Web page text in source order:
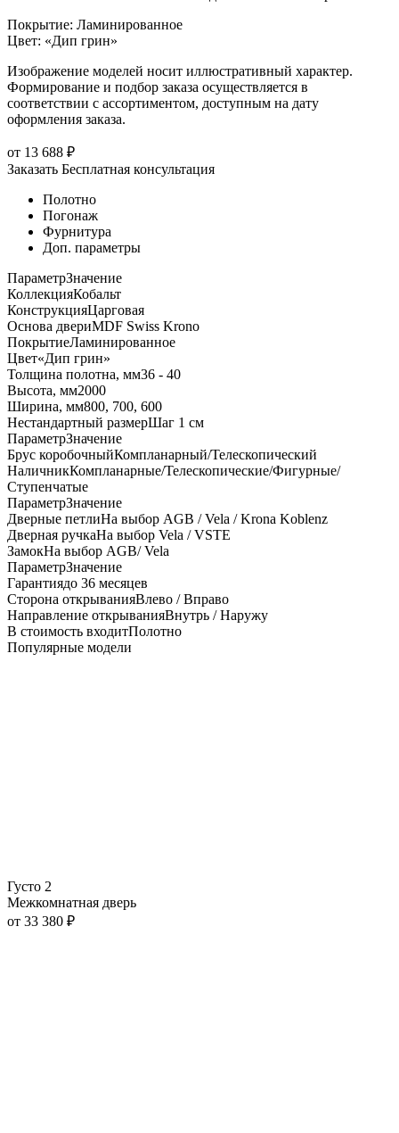
Покрытие: Ламинированное
Цвет: «Дип грин»
Изображение моделей носит иллюстративный характер.
Формирование и подбор заказа осуществляется в
соответствии с ассортиментом, доступным на дату
оформления заказа.
от 13 688 ₽
Заказать Бесплатная консультация
Полотно
Погонаж
Фурнитура
Доп. параметры
ПараметрЗначение
КоллекцияКобальт
КонструкцияЦарговая
Основа двериMDF Swiss Krono
ПокрытиеЛаминированное
Цвет«Дип грин»
Толщина полотна, мм36 - 40
Высота, мм2000
Ширина, мм800, 700, 600
Нестандартный размерШаг 1 см
ПараметрЗначение
Брус коробочныйКомпланарный/Телескопический
НаличникКомпланарные/Телескопические/Фигурные/
Ступенчатые
ПараметрЗначение
Дверные петлиНа выбор AGB / Vela / Krona Koblenz
Дверная ручкаНа выбор Vela / VSTE
ЗамокНа выбор AGB/ Vela
ПараметрЗначение
Гарантиядо 36 месяцев
Сторона открыванияВлево / Вправо
Направление открыванияВнутрь / Наружу
В стоимость входитПолотно
Популярные модели
Густо 2
Межкомнатная дверь
от 33 380 ₽